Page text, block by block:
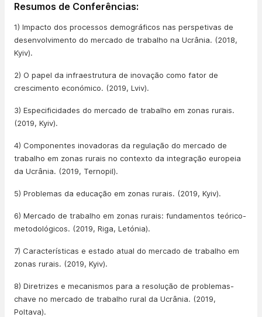
Resumos de Conferências:
1) Impacto dos processos demográficos nas perspetivas de
desenvolvimento do mercado de trabalho na Ucrânia. (2018,
Kyiv).
2) O papel da infraestrutura de inovação como fator de
crescimento económico. (2019, Lviv).
3) Especificidades do mercado de trabalho em zonas rurais.
(2019, Kyiv).
4) Componentes inovadoras da regulação do mercado de
trabalho em zonas rurais no contexto da integração europeia
da Ucrânia. (2019, Ternopil).
5) Problemas da educação em zonas rurais. (2019, Kyiv).
6) Mercado de trabalho em zonas rurais: fundamentos teórico-
metodológicos. (2019, Riga, Letónia).
7) Características e estado atual do mercado de trabalho em
zonas rurais. (2019, Kyiv).
8) Diretrizes e mecanismos para a resolução de problemas-
chave no mercado de trabalho rural da Ucrânia. (2019,
Poltava).